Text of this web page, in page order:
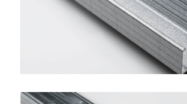
SINIAT